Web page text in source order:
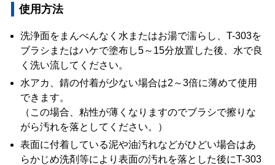
使用方法
洗浄面をまんべんなく水またはお湯で濡らし、T-303を
ブラシまたはハケで塗布し5～15分放置した後、水で良
く洗い流してください。
水アカ、錆の付着が少ない場合は2～3倍に薄めて使用
できます。
（この場合、粘性が薄くなりますのでブラシで擦りな
がら汚れを落としてください。）
表面に付着している泥や油汚れなどがひどい場合はあ
らかじめ洗剤等により表面の汚れを落とした後にT-303